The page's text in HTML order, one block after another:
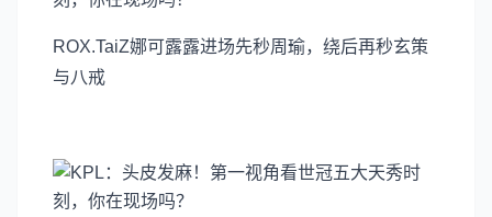
ROX.TaiZ娜可露露进场先秒周瑜，绕后再秒玄策
与八戒